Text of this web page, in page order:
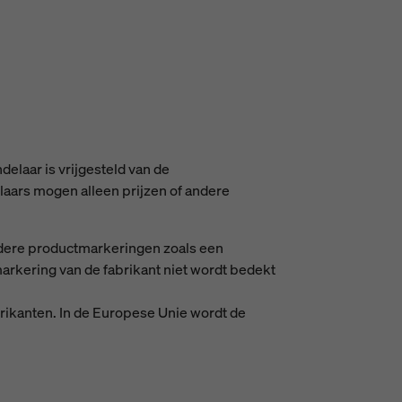
is vrijgesteld van de
mogen alleen prijzen of andere
productmarkeringen zoals een
van de fabrikant niet wordt bedekt
In de Europese Unie wordt de